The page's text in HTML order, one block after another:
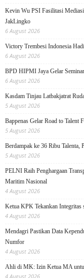
Kevin Wu PSI Fasilitasi
JakLingko
6 August 2026
Victory Trembesi Indonesia
6 August 2026
BPD HIPMI Jaya Gelar
6 August 2026
Kasdam Tinjau Latbakjatrat
5 August 2026
Bappenas Gelar Road to Talent
5 August 2026
Berdampak ke 36 Ribu
5 August 2026
PELNI Raih Penghargaan
Maritim Nasional
4 August 2026
Ketua KPK Tekankan Integritas
4 August 2026
Mendagri Pastikan Data
Numfor
4 August 2026
Ahli di MK: Izin Ketua MA
4 August 2026